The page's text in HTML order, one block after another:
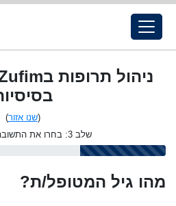
(שנו אזור)
שלב 3: בחרו את התשובה המתאימה.
מהו גיל המטופל/ת?